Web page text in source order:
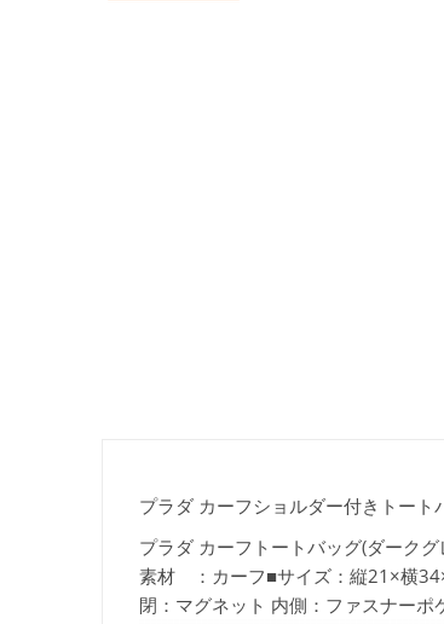
プラダ カーフショルダー付きトー
プラダ カーフトートバッグ(ダーク
素材 ：カーフ■サイズ：縦21×横
閉：マグネット 内側：ファスナー